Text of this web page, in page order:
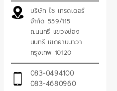
บริษัท ไซ เทรดเดอร์
จำกัด 559/115
ถ.นนทรี แขวงช่อง
นนทรี เขตยานนาวา
กรุงเทพ 10120
083-0494100
083-4680960